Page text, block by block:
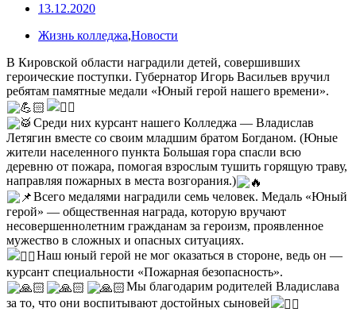
13.12.2020
Жизнь колледжа,Новости
В Кировской области наградили детей, совершивших
героические поступки. Губернатор Игорь Васильев вручил
ребятам памятные медали «Юный герой нашего времени».
Среди них курсант нашего Колледжа — Владислав
Летягин вместе со своим младшим братом Богданом. (Юные
жители населенного пункта Большая гора спасли всю
деревню от пожара, помогая взрослым тушить горящую траву,
направляя пожарных в места возгорания.)
Всего медалями наградили семь человек. Медаль «Юный
герой» — общественная награда, которую вручают
несовершеннолетним гражданам за героизм, проявленное
мужество в сложных и опасных ситуациях.
Наш юный герой не мог оказаться в стороне, ведь он —
курсант специальности «Пожарная безопасность».
Мы благодарим родителей Владислава
за то, что они воспитывают достойных сыновей